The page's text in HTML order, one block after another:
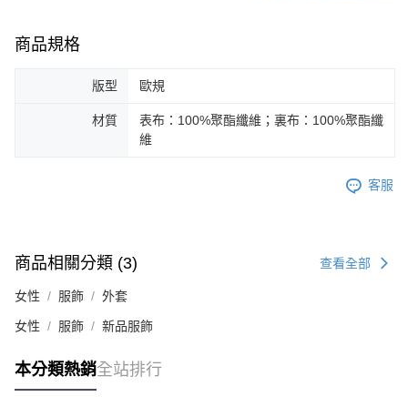
商品規格
版型 歐規
材質
表布：100%聚酯纖維；裏布：100%聚酯纖
維
客服
商品相關分類 (3) 查看全部
女性 服飾 外套
女性 服飾 新品服飾
本分類熱銷全站排行